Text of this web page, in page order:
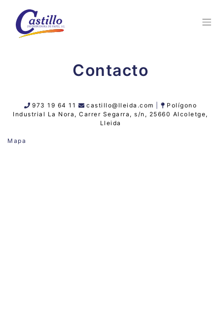
Contacto
973 19 64 11 castillo@lleida.com |
Polígono
Industrial La Nora, Carrer Segarra, s/n, 25660 Alcoletge,
Lleida
Mapa